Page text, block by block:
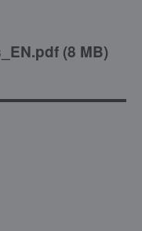
(8 MB)